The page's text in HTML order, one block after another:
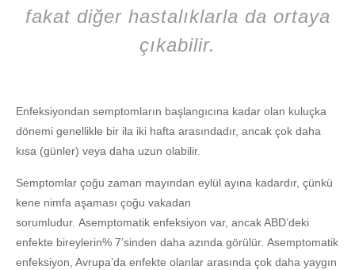
fakat diğer hastalıklarla da ortaya
çıkabilir.
Enfeksiyondan semptomların başlangıcına kadar olan kuluçka
dönemi genellikle bir ila iki hafta arasındadır, ancak çok daha
kısa (günler) veya daha uzun olabilir.
Semptomlar çoğu zaman mayından eylül ayına kadardır, çünkü
kene nimfa aşaması çoğu vakadan
sorumludur. Asemptomatik enfeksiyon var, ancak ABD’deki
enfekte bireylerin% 7’sinden daha azında görülür. Asemptomatik
enfeksiyon, Avrupa’da enfekte olanlar arasında çok daha yaygın